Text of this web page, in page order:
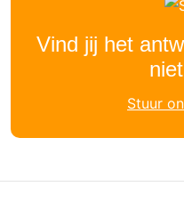
Vind jij het
Stuur